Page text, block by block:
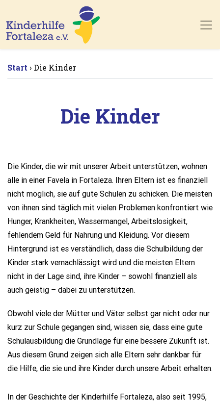
Start › Die Kinder
Die Kinder
Die Kinder, die wir mit unserer Arbeit unterstützen, wohnen
alle in einer Favela in Fortaleza. Ihren Eltern ist es finanziell
nicht möglich, sie auf gute Schulen zu schicken. Die meisten
von ihnen sind täglich mit vielen Problemen konfrontiert wie
Hunger, Krankheiten, Wassermangel, Arbeitslosigkeit,
fehlendem Geld für Nahrung und Kleidung. Vor diesem
Hintergrund ist es verständlich, dass die Schulbildung der
Kinder stark vernachlässigt wird und die meisten Eltern
nicht in der Lage sind, ihre Kinder – sowohl finanziell als
auch geistig – dabei zu unterstützen.
Obwohl viele der Mütter und Väter selbst gar nicht oder nur
kurz zur Schule gegangen sind, wissen sie, dass eine gute
Schulausbildung die Grundlage für eine bessere Zukunft ist.
Aus diesem Grund zeigen sich alle Eltern sehr dankbar für
die Hilfe, die sie und ihre Kinder durch unsere Arbeit erhalten.
In der Geschichte der Kinderhilfe Fortaleza, also seit 1995,